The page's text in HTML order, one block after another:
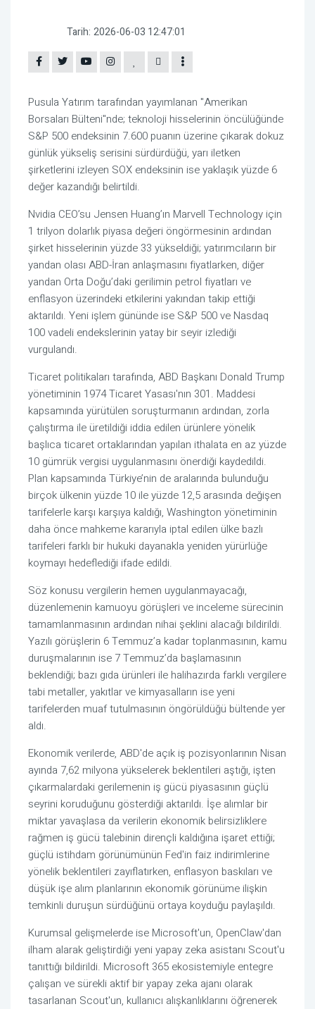
Tarih: 2026-06-03 12:47:01
Pusula Yatırım tarafından yayımlanan "Amerikan
Borsaları Bülteni"nde; teknoloji hisselerinin öncülüğünde
S&P 500 endeksinin 7.600 puanın üzerine çıkarak dokuz
günlük yükseliş serisini sürdürdüğü, yarı iletken
şirketlerini izleyen SOX endeksinin ise yaklaşık yüzde 6
değer kazandığı belirtildi.
Nvidia CEO’su Jensen Huang’ın Marvell Technology için
1 trilyon dolarlık piyasa değeri öngörmesinin ardından
şirket hisselerinin yüzde 33 yükseldiği; yatırımcıların bir
yandan olası ABD-İran anlaşmasını fiyatlarken, diğer
yandan Orta Doğu’daki gerilimin petrol fiyatları ve
enflasyon üzerindeki etkilerini yakından takip ettiği
aktarıldı. Yeni işlem gününde ise S&P 500 ve Nasdaq
100 vadeli endekslerinin yatay bir seyir izlediği
vurgulandı.
Ticaret politikaları tarafında, ABD Başkanı Donald Trump
yönetiminin 1974 Ticaret Yasası'nın 301. Maddesi
kapsamında yürütülen soruşturmanın ardından, zorla
çalıştırma ile üretildiği iddia edilen ürünlere yönelik
başlıca ticaret ortaklarından yapılan ithalata en az yüzde
10 gümrük vergisi uygulanmasını önerdiği kaydedildi.
Plan kapsamında Türkiye’nin de aralarında bulunduğu
birçok ülkenin yüzde 10 ile yüzde 12,5 arasında değişen
tarifelerle karşı karşıya kaldığı, Washington yönetiminin
daha önce mahkeme kararıyla iptal edilen ülke bazlı
tarifeleri farklı bir hukuki dayanakla yeniden yürürlüğe
koymayı hedeflediği ifade edildi.
Söz konusu vergilerin hemen uygulanmayacağı,
düzenlemenin kamuoyu görüşleri ve inceleme sürecinin
tamamlanmasının ardından nihai şeklini alacağı bildirildi.
Yazılı görüşlerin 6 Temmuz’a kadar toplanmasının, kamu
duruşmalarının ise 7 Temmuz’da başlamasının
beklendiği; bazı gıda ürünleri ile halihazırda farklı vergilere
tabi metaller, yakıtlar ve kimyasalların ise yeni
tarifelerden muaf tutulmasının öngörüldüğü bültende yer
aldı.
Ekonomik verilerde, ABD'de açık iş pozisyonlarının Nisan
ayında 7,62 milyona yükselerek beklentileri aştığı, işten
çıkarmalardaki gerilemenin iş gücü piyasasının güçlü
seyrini koruduğunu gösterdiği aktarıldı. İşe alımlar bir
miktar yavaşlasa da verilerin ekonomik belirsizliklere
rağmen iş gücü talebinin dirençli kaldığına işaret ettiği;
güçlü istihdam görünümünün Fed'in faiz indirimlerine
yönelik beklentileri zayıflatırken, enflasyon baskıları ve
düşük işe alım planlarının ekonomik görünüme ilişkin
temkinli duruşun sürdüğünü ortaya koyduğu paylaşıldı.
Kurumsal gelişmelerde ise Microsoft'un, OpenClaw'dan
ilham alarak geliştirdiği yeni yapay zeka asistanı Scout'u
tanıttığı bildirildi. Microsoft 365 ekosistemiyle entegre
çalışan ve sürekli aktif bir yapay zeka ajanı olarak
tasarlanan Scout'un, kullanıcı alışkanlıklarını öğrenerek